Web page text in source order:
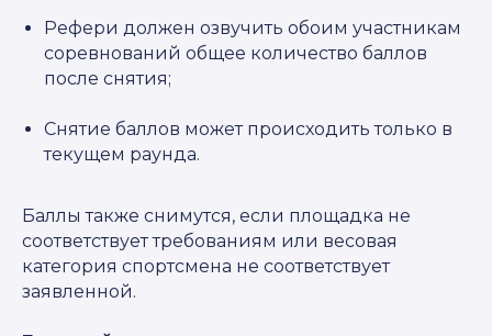
Рефери должен озвучить обоим участникам
соревнований общее количество баллов
после снятия;
Снятие баллов может происходить только в
текущем раунда.
Баллы также снимутся, если площадка не
соответствует требованиям или весовая
категория спортсмена не соответствует
заявленной.